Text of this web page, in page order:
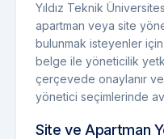
Yıldız Teknik
apartman veya site
bulunmak isteyenler
belge ile yöneticilik
çerçevede onaylanır
yönetici seçimlerinde
Site ve Apartman